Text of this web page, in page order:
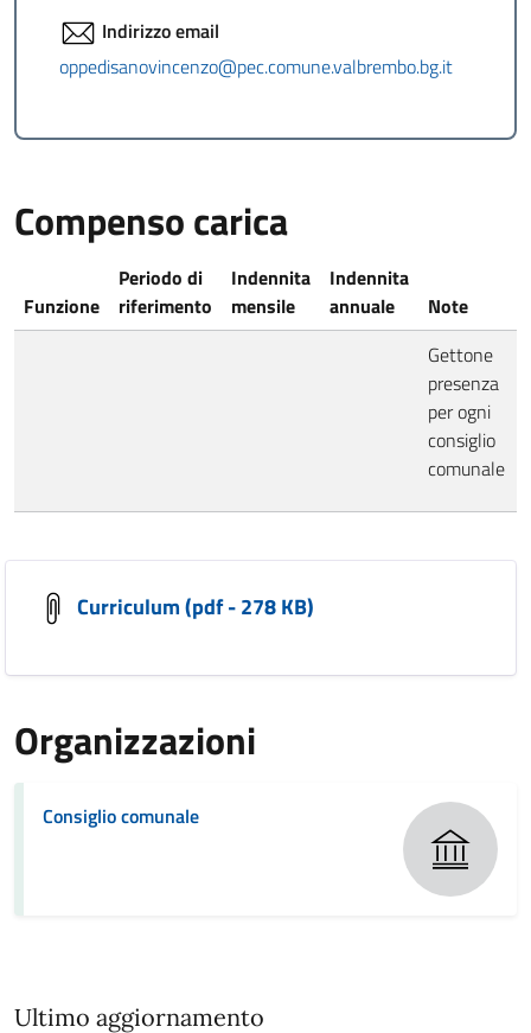
Indirizzo email
oppedisanovincenzo@pec.comune.valbrembo.bg.it
Compenso carica
Funzione
Periodo di
riferimento
Indennita
mensile
Indennita
annuale
Note
Gettone
presenza
per ogni
consiglio
comunale
Curriculum (pdf - 278 KB)
Organizzazioni
Consiglio comunale
Ultimo aggiornamento